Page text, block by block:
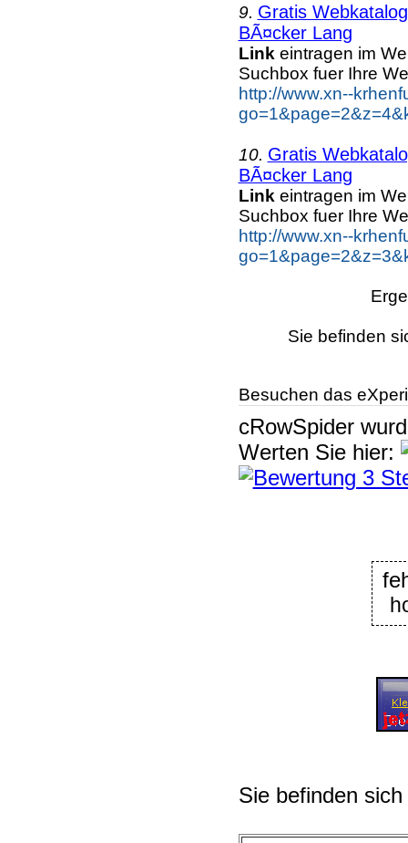
9. Gratis
BÃ¤cker Lang
Link eintragen im
Suchbox fuer Ihre
http://www.xn--
10. Gratis
BÃ¤cker Lang
Link eintragen im
Suchbox fuer Ihre
http://www.xn--
Sie befinden
Besuchen das
cRowSpider
Werten Sie hier:
Sie befinden